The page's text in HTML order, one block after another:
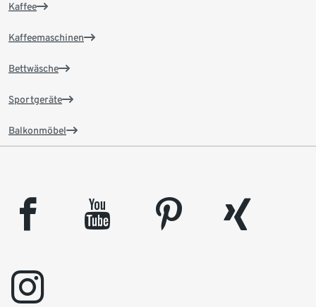
Kaffee
Kaffeemaschinen
Bettwäsche
Sportgeräte
Balkonmöbel
facebook youtube pinterest
xing
instagram